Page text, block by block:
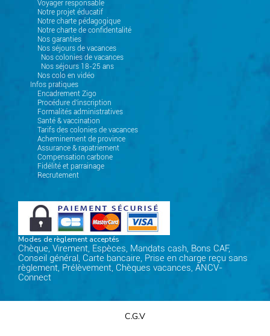
Voyager responsable
Notre projet éducatif
Notre charte pédagogique
Notre charte de confidentalité
Nos garanties
Nos séjours de vacances
Nos colonies de vacances
Nos séjours 18-25 ans
Nos colo en vidéo
Infos pratiques
Encadrement Zigo
Procédure d'inscription
Formalités administratives
Santé & vaccination
Tarifs des colonies de vacances
Acheminement de province
Assurance & rapatriement
Compensation carbone
Fidélité et parrainage
Recrutement
Modes de règlement acceptés
Chèque, Virement, Espèces, Mandats cash, Bons CAF,
Conseil général, Carte bancaire, Prise en charge reçu sans
règlement, Prélèvement, Chèques vacances, ANCV-
Connect
C.G.V